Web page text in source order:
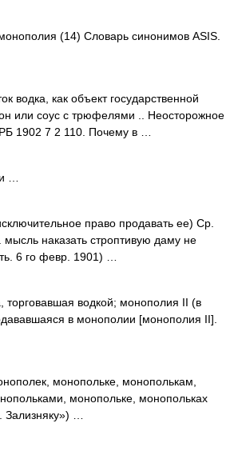
(14) Словарь синонимов ASIS.
как объект государственной
или соус с трюфелями .. Неосторожное
1902 7 2 110. Почему в …
…
право продавать ее) Ср.
наказать строптивую даму не
6 го февр. 1901) …
торговавшая водкой; монополия II (в
в монополии [монополия II].
монопольке, монополькам,
монопольке, монопольках
…